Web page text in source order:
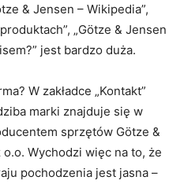
& Jensen – Wikipedia”,
„Götze & Jensen
jest bardzo duża.
W zakładce „Kontakt”
marki znajduje się w
sprzętów Götze &
Wychodzi więc na to, że
pochodzenia jest jasna –